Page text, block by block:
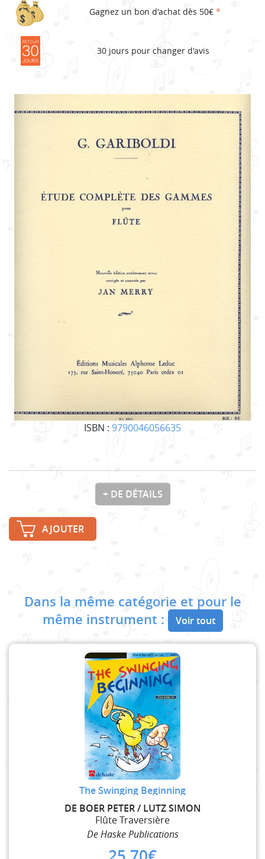
ISBN : 9790046056635
Gagnez un bon d'achat dès 50€ *
30 jours pour changer d'avis
+ DE DÉTAILS
AJOUTER
Dans la même catégorie et pour le
même instrument :
Voir tout
The Swinging Beginning
DE BOER PETER / LUTZ SIMON
Flûte Traversière
De Haske Publications